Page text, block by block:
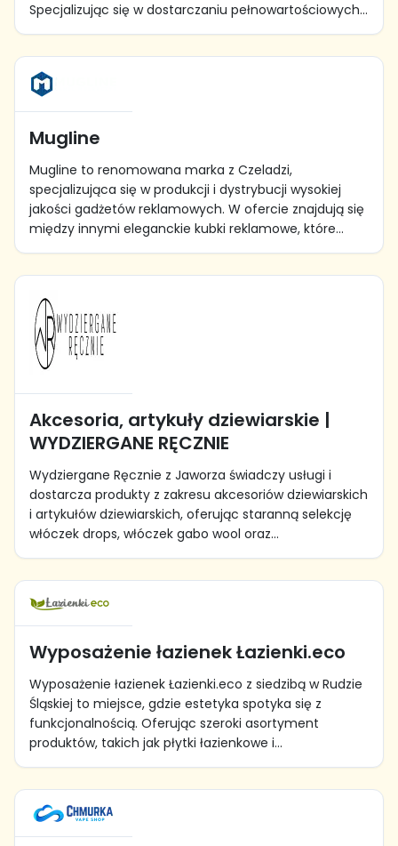
Specjalizując się w dostarczaniu pełnowartościowych...
Mugline
Mugline to renomowana marka z Czeladzi,
specjalizująca się w produkcji i dystrybucji wysokiej
jakości gadżetów reklamowych. W ofercie znajdują się
między innymi eleganckie kubki reklamowe, które...
Akcesoria, artykuły dziewiarskie |
WYDZIERGANE RĘCZNIE
Wydziergane Ręcznie z Jaworza świadczy usługi i
dostarcza produkty z zakresu akcesoriów dziewiarskich
i artykułów dziewiarskich, oferując staranną selekcję
włóczek drops, włóczek gabo wool oraz...
Wyposażenie łazienek Łazienki.eco
Wyposażenie łazienek Łazienki.eco z siedzibą w Rudzie
Śląskiej to miejsce, gdzie estetyka spotyka się z
funkcjonalnością. Oferując szeroki asortyment
produktów, takich jak płytki łazienkowe i...